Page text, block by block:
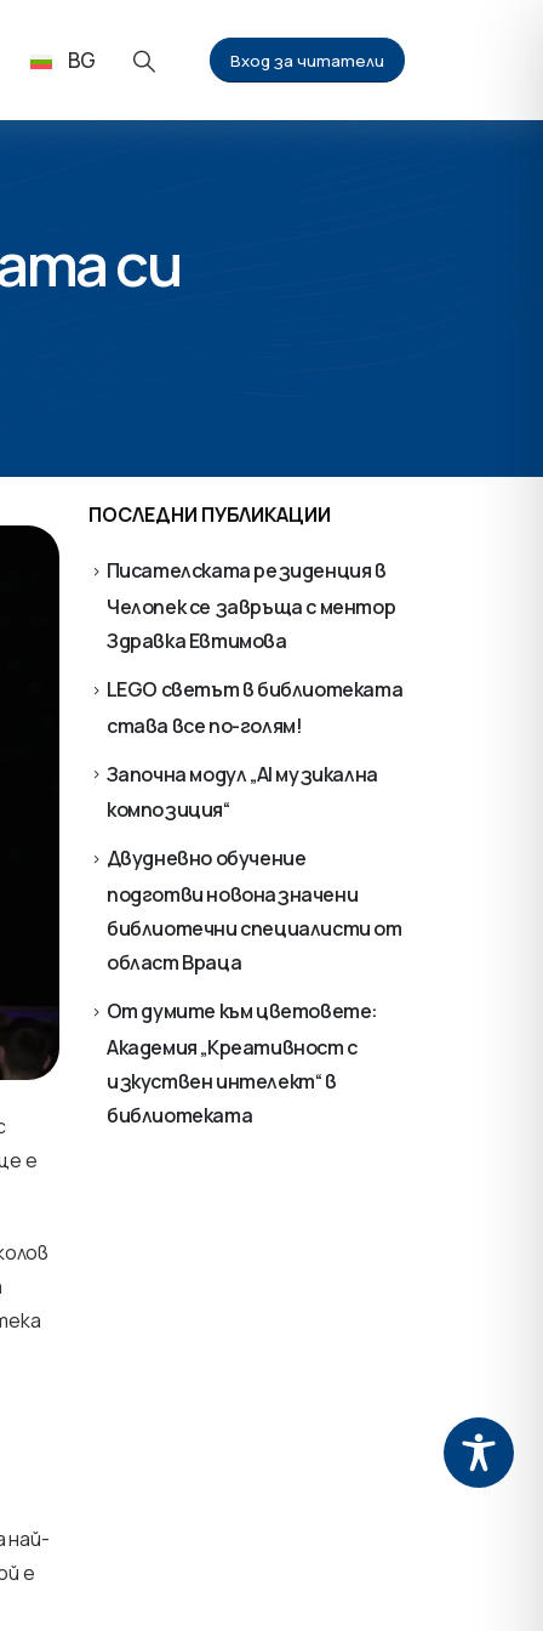
BG Вход за читатели
си
е
най-
е
ПОСЛЕДНИ ПУБЛИКАЦИИ
Писателската резиденция в
Челопек се завръща с ментор
Здравка Евтимова
LEGO светът в библиотеката
става все по-голям!
Започна модул „AI музикална
композиция“
Двудневно обучение
подготви новоназначени
библиотечни специалисти от
област Враца
От думите към цветовете:
Академия „Креативност с
изкуствен интелект“ в
библиотеката